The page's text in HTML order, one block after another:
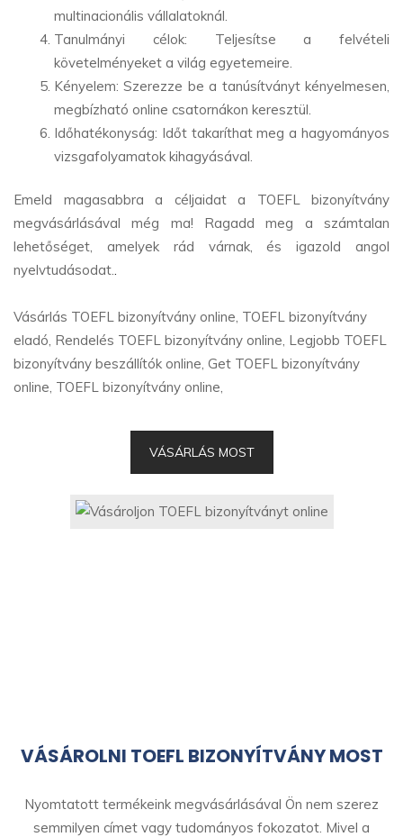
multinacionális vállalatoknál.
Tanulmányi célok: Teljesítse a felvételi
követelményeket a világ egyetemeire.
Kényelem: Szerezze be a tanúsítványt kényelmesen,
megbízható online csatornákon keresztül.
Időhatékonyság: Időt takaríthat meg a hagyományos
vizsgafolyamatok kihagyásával.
Emeld magasabbra a céljaidat a TOEFL bizonyítvány
megvásárlásával még ma! Ragadd meg a számtalan
lehetőséget, amelyek rád várnak, és igazold angol
nyelvtudásodat..
Vásárlás TOEFL bizonyítvány online, TOEFL bizonyítvány
eladó, Rendelés TOEFL bizonyítvány online, Legjobb TOEFL
bizonyítvány beszállítók online, Get TOEFL bizonyítvány
online, TOEFL bizonyítvány online,
VÁSÁRLÁS MOST
VÁSÁROLNI TOEFL BIZONYÍTVÁNY MOST
Nyomtatott termékeink megvásárlásával Ön nem szerez
semmilyen címet vagy tudományos fokozatot. Mivel a